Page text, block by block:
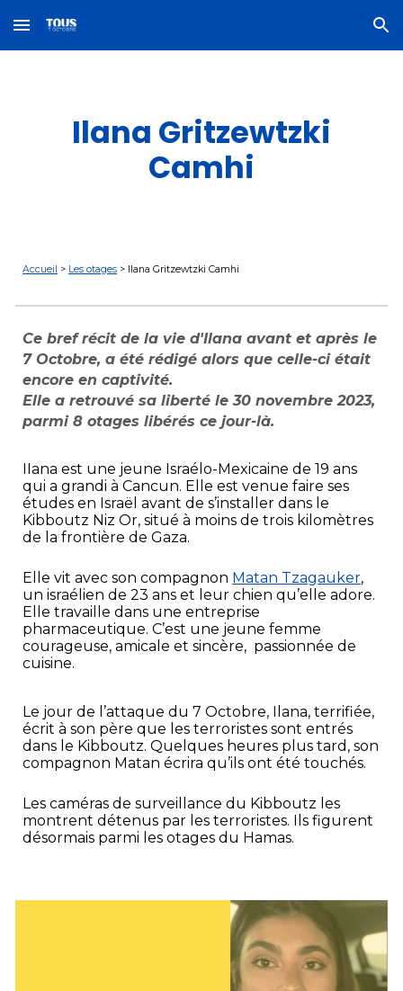
Skip to main content Skip to navigation
Ilana Gritzewtzki
Camhi
Accueil > Les otages > Ilana Gritzewtzki Camhi
Ce bref récit de la vie d'Ilanaavant et après le
7 Octobre, a été rédigé alors que celle-ci était
encore en captivité.
Elle a retrouvé sa liberté le 30 novembre 2023,
parmi 8 otages libérés ce jour-là.
IIana est une jeune Israélo-Mexicaine de 19 ans
qui a grandi à Cancun. Elle est venue faire ses
études en Israël avant de s’installer dans le
Kibboutz Niz Or, situé à moins de trois kilomètres
de la frontière de Gaza.
Elle vit avec son compagnon Matan Tzagauker,
un israélien de 23 ans et leur chien qu’elle adore.
Elle travaille dans une entreprise
pharmaceutique. C’est une jeune femme
courageuse, amicale et sincère, passionnée de
cuisine.
Le jour de l’attaque du 7 Octobre, Ilana, terrifiée,
écrit à son père que les terroristes sont entrés
dans le Kibboutz. Quelques heures plus tard, son
compagnon Matan écrira qu’ils ont été touchés.
Les caméras de surveillance du Kibboutz les
montrent détenus par les terroristes. Ils figurent
désormais parmi les otages du Hamas.